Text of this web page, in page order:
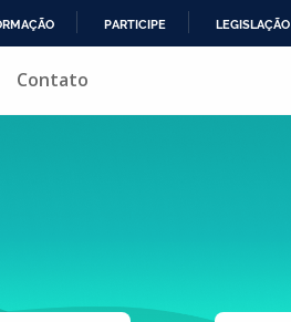
PARTICIPE LEGISLAÇÃO
Contato